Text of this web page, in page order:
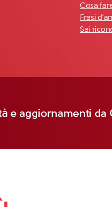
Cosa
Frasi
Sai
e aggiornamenti da